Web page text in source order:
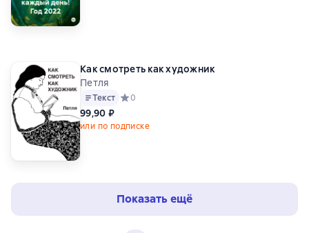
Как смотреть как художник
Петля
Текст Средний рейтинг 0 на основе 0 оценок
0
99,90 ₽
или по подписке
Показать ещё